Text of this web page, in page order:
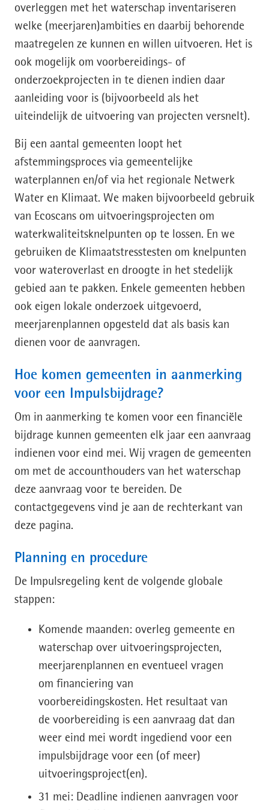
overleggen met het waterschap inventariseren
welke (meerjaren)ambities en daarbij behorende
maatregelen ze kunnen en willen uitvoeren. Het is
ook mogelijk om voorbereidings- of
onderzoekprojecten in te dienen indien daar
aanleiding voor is (bijvoorbeeld als het
uiteindelijk de uitvoering van projecten versnelt).
Bij een aantal gemeenten loopt het
afstemmingsproces via gemeentelijke
waterplannen en/of via het regionale Netwerk
Water en Klimaat. We maken bijvoorbeeld gebruik
van Ecoscans om uitvoeringsprojecten om
waterkwaliteitsknelpunten op te lossen. En we
gebruiken de Klimaatstresstesten om knelpunten
voor wateroverlast en droogte in het stedelijk
gebied aan te pakken. Enkele gemeenten hebben
ook eigen lokale onderzoek uitgevoerd,
meerjarenplannen opgesteld dat als basis kan
dienen voor de aanvragen.
Hoe komen gemeenten in aanmerking
voor een Impulsbijdrage?
Om in aanmerking te komen voor een financiële
bijdrage kunnen gemeenten elk jaar een aanvraag
indienen voor eind mei. Wij vragen de gemeenten
om met de accounthouders van het waterschap
deze aanvraag voor te bereiden. De
contactgegevens vind je aan de rechterkant van
deze pagina.
Planning en procedure
De Impulsregeling kent de volgende globale
stappen:
Komende maanden: overleg gemeente en
waterschap over uitvoeringsprojecten,
meerjarenplannen en eventueel vragen
om financiering van
voorbereidingskosten. Het resultaat van
de voorbereiding is een aanvraag dat dan
weer eind mei wordt ingediend voor een
impulsbijdrage voor een (of meer)
uitvoeringsproject(en).
31 mei: Deadline indienen aanvragen voor